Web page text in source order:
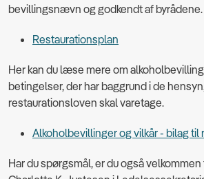
bevillingsnævn og godkendt af byrådene.
Restaurationsplan
Her kan du læse mere om
betingelser, der har baggrund i de
restaurationsloven skal varetage.
Alkoholbevillinger og vilkår - bilag til
Har du spørgsmål, er du også velkommen